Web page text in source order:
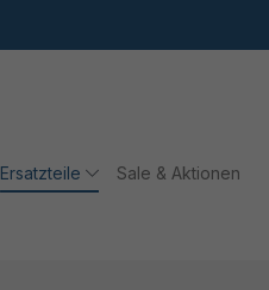
Ersatzteile Sale & Aktionen